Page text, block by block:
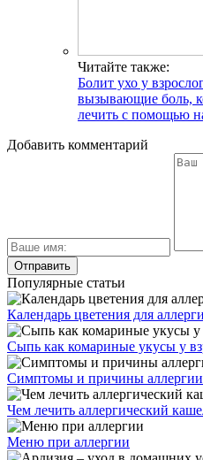
Читайте также:
Болит ухо у
вызывающие боль,
лечить с помощью
Добавить комментарий
Популярные статьи
Календарь цветения для
Сыпь как комариные укусы у
Симптомы и причины аллергии
Чем лечить аллергический
Меню при аллергии